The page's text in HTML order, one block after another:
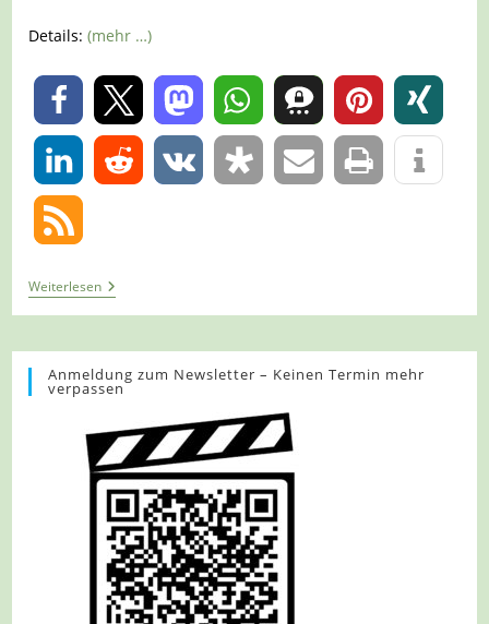
Details:(mehr …)
0
0
WeiterlesenTour
967
–
–
Meierberg
–
Auf
Dem
Patensteig
Anmeldung zum Newsletter – Keinen Termin mehr
verpassen